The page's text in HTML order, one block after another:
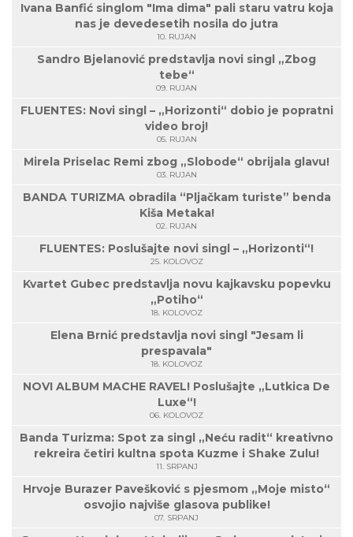
Ivana Banfić singlom "Ima dima" pali staru vatru koja
nas je devedesetih nosila do jutra
10. RUJAN
Sandro Bjelanović predstavlja novi singl „Zbog
tebe“
09. RUJAN
FLUENTES: Novi singl – „Horizonti“ dobio je popratni
video broj!
05. RUJAN
Mirela Priselac Remi zbog „Slobode“ obrijala glavu!
03. RUJAN
BANDA TURIZMA obradila “Pljačkam turiste” benda
Kiša Metaka!
02. RUJAN
FLUENTES: Poslušajte novi singl – „Horizonti“!
25. KOLOVOZ
Kvartet Gubec predstavlja novu kajkavsku popevku
„Potiho“
18. KOLOVOZ
Elena Brnić predstavlja novi singl "Jesam li
prespavala"
18. KOLOVOZ
NOVI ALBUM MACHE RAVEL! Poslušajte „Lutkica De
Luxe“!
06. KOLOVOZ
Banda Turizma: Spot za singl „Neću radit“ kreativno
rekreira četiri kultna spota Kuzme i Shake Zulu!
11. SRPANJ
Hrvoje Burazer Pavešković s pjesmom „Moje misto“
osvojio najviše glasova publike!
07. SRPANJ